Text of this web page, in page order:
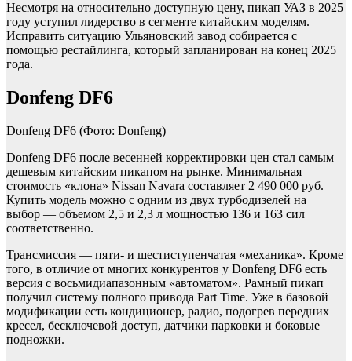
Несмотря на относительно доступную цену, пикап УАЗ в 2025
году уступил лидерство в сегменте китайским моделям.
Исправить ситуацию Ульяновский завод собирается с
помощью рестайлинга, который запланирован на конец 2025
года.
Donfeng DF6
Donfeng DF6 (Фото: Donfeng)
Donfeng DF6 после весенней корректировки цен стал самым
дешевым китайским пикапом на рынке. Минимальная
стоимость «клона» Nissan Navara составляет 2 490 000 руб.
Купить модель можно c одним из двух турбодизелей на
выбор — объемом 2,5 и 2,3 л мощностью 136 и 163 сил
соответственно.
Трансмиссия — пяти- и шестиступенчатая «механика». Кроме
того, в отличие от многих конкурентов у Donfeng DF6 есть
версия с восьмидиапазонным «автоматом». Рамный пикап
получил систему полного привода Part Time. Уже в базовой
модификации есть кондиционер, радио, подогрев передних
кресел, бесключевой доступ, датчики парковки и боковые
подножки.